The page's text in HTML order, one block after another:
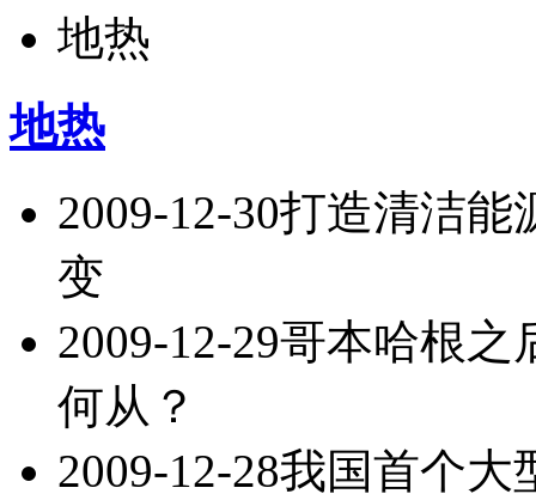
地热
地热
2009-12-30打造清洁能
变
2009-12-29哥本哈根之
何从？
2009-12-28我国首个大